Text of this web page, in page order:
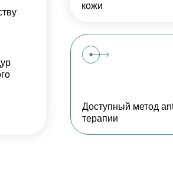
Доступный метод
терапии
кожи